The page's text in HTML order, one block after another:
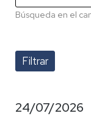
Búsqueda en el
24/07/2026